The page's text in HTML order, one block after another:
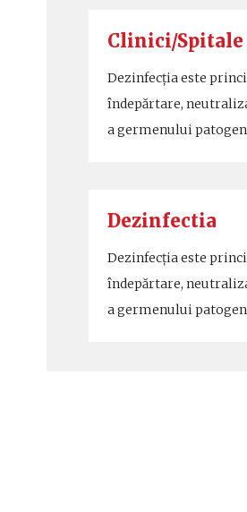
Clinici/Spitale
Dezinfecția este
îndepărtare,
a germenului
Dezinfectia
Dezinfecția este
îndepărtare,
a germenului